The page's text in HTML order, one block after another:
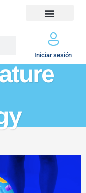
Iniciar sesión